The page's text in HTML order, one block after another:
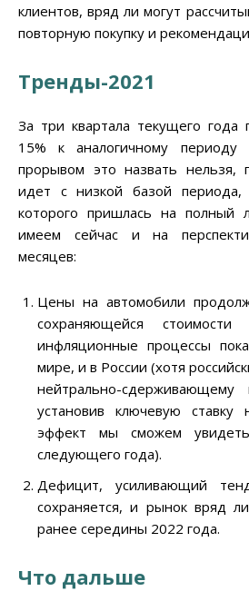
клиентов, вряд ли могут
повторную покупку и
Тренды-2021
За три квартала текущего года
15% к аналогичному
прорывом это назвать нельзя,
идет с низкой базой периода,
которого пришлась на
имеем сейчас и на
месяцев:
Цены на автомобили
сохраняющейся
инфляционные процессы
мире, и в России (хотя
нейтрально-сдерживающему
установив ключевую
эффект мы сможем
следующего года).
Дефицит, усиливающий
сохраняется, и рынок вряд
ранее середины 2022 года.
Что дальше